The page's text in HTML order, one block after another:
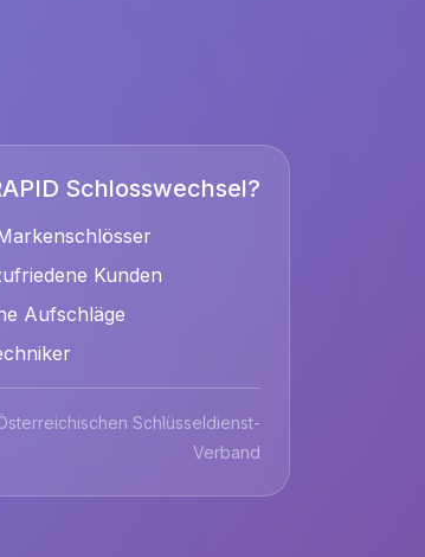
Schlosswechsel?
Kunden
Aufschläge
Schlüsseldienst-
Verband